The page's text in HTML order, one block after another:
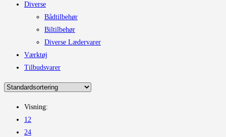
Diverse
Bådtilbehør
Biltilbehør
Diverse Lædervarer
Værktøj
Tilbudsvarer
Visning:
12
24